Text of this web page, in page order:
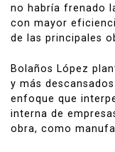
no habría frenado
con mayor
de las principales
Bolaños López
y más
enfoque que
interna de
obra, como